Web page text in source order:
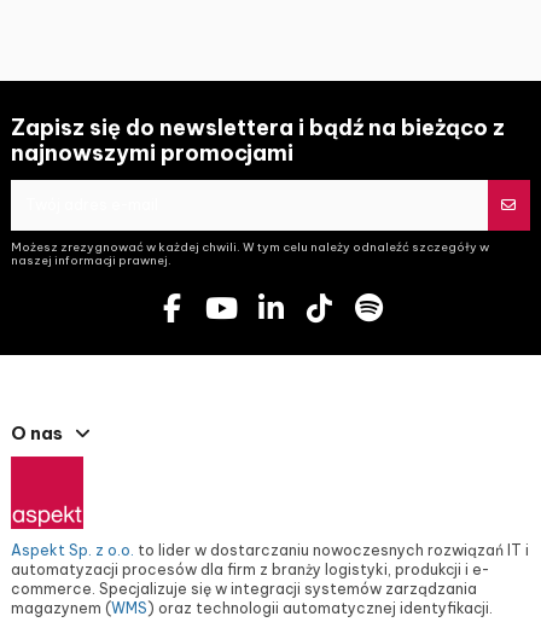
Zapisz się do newslettera i bądź na bieżąco z
najnowszymi promocjami
Możesz zrezygnować w każdej chwili. W tym celu należy odnaleźć szczegóły w
naszej informacji prawnej.
O nas
Aspekt Sp. z o.o. to lider w dostarczaniu nowoczesnych rozwiązań IT i
automatyzacji procesów dla firm z branży logistyki, produkcji i e-
commerce. Specjalizuje się w integracji systemów zarządzania
magazynem (WMS) oraz technologii automatycznej identyfikacji.